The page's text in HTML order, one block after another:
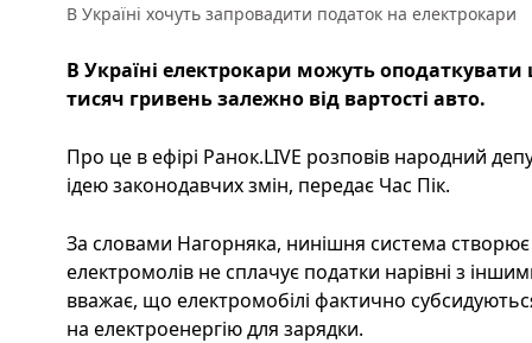
В Україні хочуть запровадити податок на електрокари
В Україні електрокари можуть
тисяч гривень залежно від вартості авто.
Про це в ефірі Ранок.LIVE розповів народний
ідею законодавчих змін, передає Час Пік.
За словами Нагорняка, нинішня система
електромолів не сплачує податки нарівні з
вважає, що електромобілі фактично
на електроенергію для зарядки.